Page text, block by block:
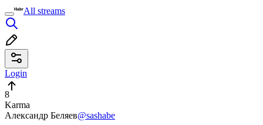
All streams
Login
8
Karma
Александр Беляев@sashabe